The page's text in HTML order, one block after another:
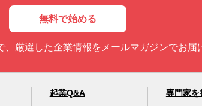
無料で始める
、厳選した企業情報をメールマガジンでお届
起業Q&A 専門家を